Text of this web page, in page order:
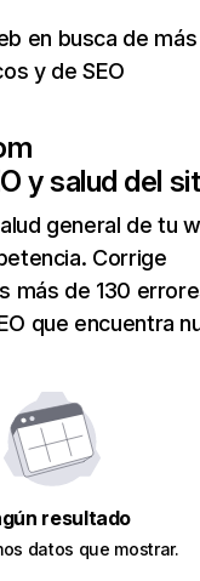
en busca de
y de SEO
y salud del
general de tu
Corrige
más de 130
que encuentra
resultado
datos que mostrar.